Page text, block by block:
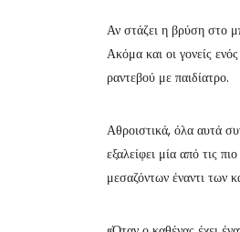
Αν στάζει η βρύση στο
Ακόμα και οι γονείς
ραντεβού με παιδίατρο.
Αθροιστικά, όλα αυτά
εξαλείφει μία από τις
μεσαζόντων έναντι των